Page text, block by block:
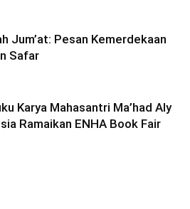
Jum’at: Pesan Kemerdekaan
Safar
Karya Mahasantri Ma’had Aly
Ramaikan ENHA Book Fair